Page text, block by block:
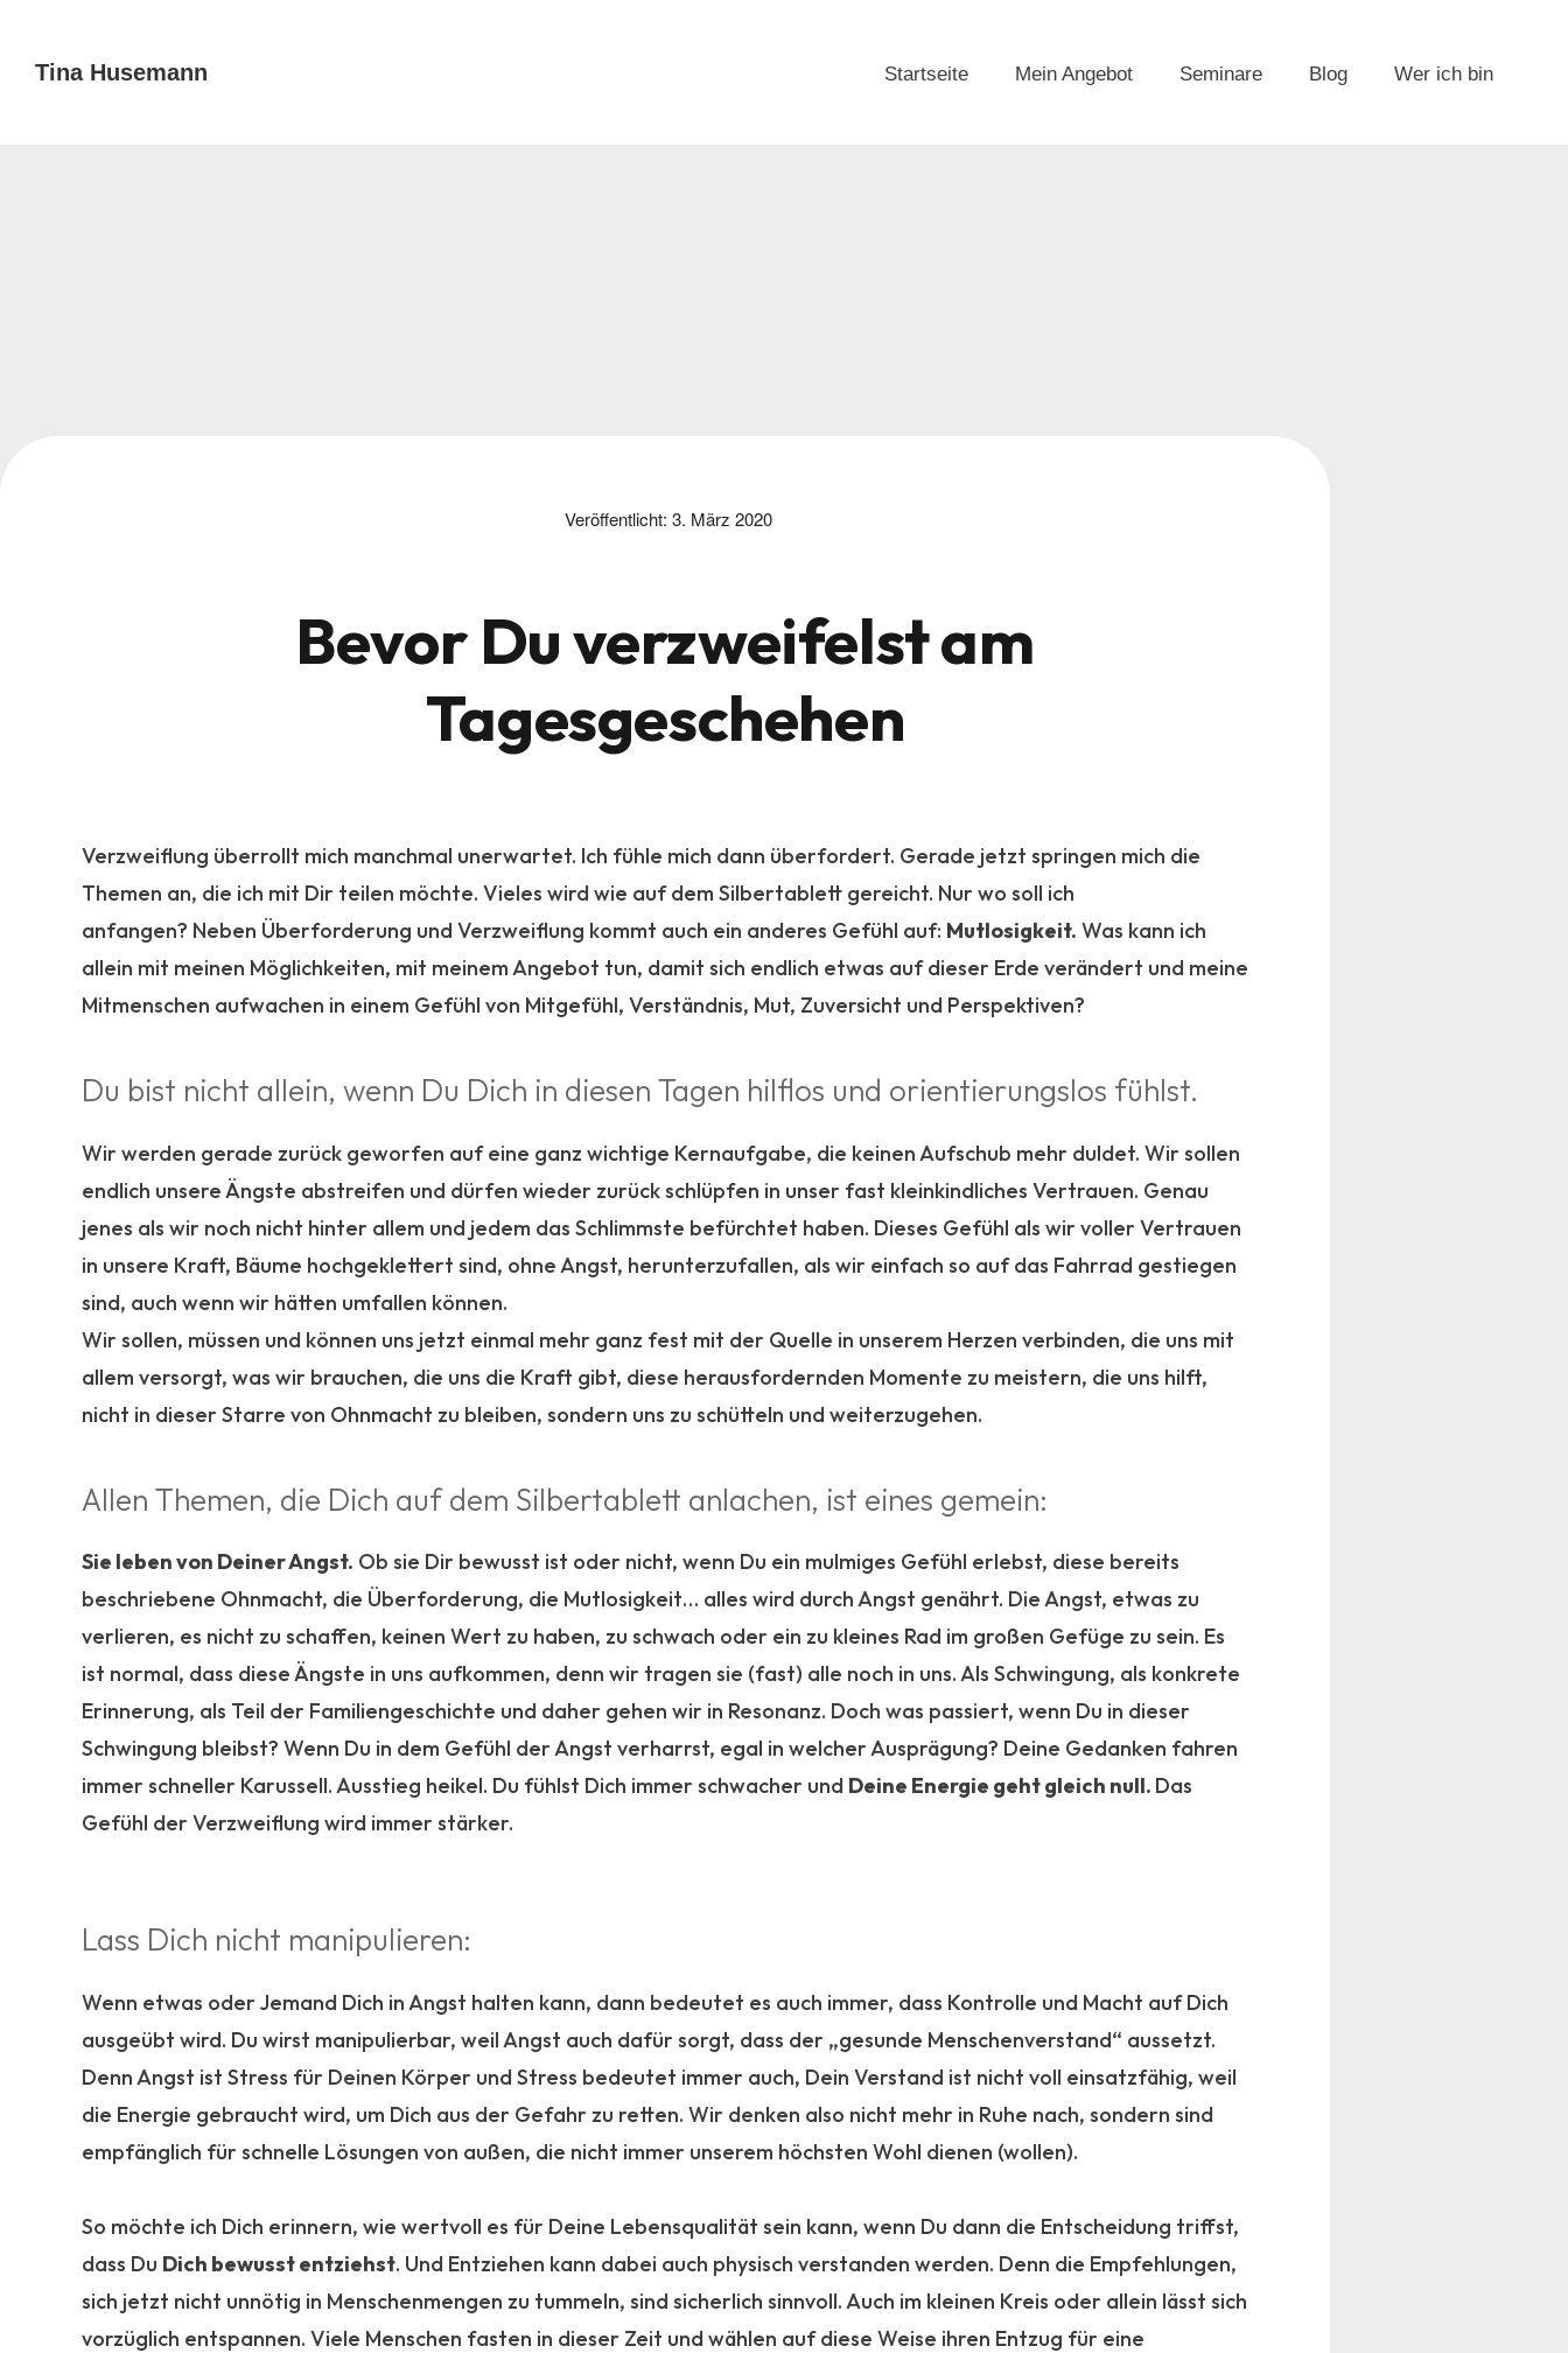
Tina Husemann Startseite Mein Angebot Seminare Blog Wer ich bin
Veröffentlicht: 3. März 2020
Bevor Du verzweifelst am
Tagesgeschehen
Verzweiflung überrollt mich manchmal unerwartet. Ich fühle mich dann überfordert. Gerade jetzt springen mich die
Themen an, die ich mit Dir teilen möchte. Vieles wird wie auf dem Silbertablett gereicht. Nur wo soll ich
anfangen? Neben Überforderung und Verzweiflung kommt auch ein anderes Gefühl auf: Mutlosigkeit. Was kann ich
allein mit meinen Möglichkeiten, mit meinem Angebot tun, damit sich endlich etwas auf dieser Erde verändert und meine
Mitmenschen aufwachen in einem Gefühl von Mitgefühl, Verständnis, Mut, Zuversicht und Perspektiven?
Du bist nicht allein, wenn Du Dich in diesen Tagen hilflos und orientierungslos fühlst.
Wir werden gerade zurück geworfen auf eine ganz wichtige Kernaufgabe, die keinen Aufschub mehr duldet. Wir sollen
endlich unsere Ängste abstreifen und dürfen wieder zurück schlüpfen in unser fast kleinkindliches Vertrauen. Genau
jenes als wir noch nicht hinter allem und jedem das Schlimmste befürchtet haben. Dieses Gefühl als wir voller Vertrauen
in unsere Kraft, Bäume hochgeklettert sind, ohne Angst, herunterzufallen, als wir einfach so auf das Fahrrad gestiegen
sind, auch wenn wir hätten umfallen können.
Wir sollen, müssen und können uns jetzt einmal mehr ganz fest mit der Quelle in unserem Herzen verbinden, die uns mit
allem versorgt, was wir brauchen, die uns die Kraft gibt, diese herausfordernden Momente zu meistern, die uns hilft,
nicht in dieser Starre von Ohnmacht zu bleiben, sondern uns zu schütteln und weiterzugehen.
Allen Themen, die Dich auf dem Silbertablett anlachen, ist eines gemein:
Sie leben von Deiner Angst. Ob sie Dir bewusst ist oder nicht, wenn Du ein mulmiges Gefühl erlebst, diese bereits
beschriebene Ohnmacht, die Überforderung, die Mutlosigkeit… alles wird durch Angst genährt. Die Angst, etwas zu
verlieren, es nicht zu schaffen, keinen Wert zu haben, zu schwach oder ein zu kleines Rad im großen Gefüge zu sein. Es
ist normal, dass diese Ängste in uns aufkommen, denn wir tragen sie (fast) alle noch in uns. Als Schwingung, als konkrete
Erinnerung, als Teil der Familiengeschichte und daher gehen wir in Resonanz. Doch was passiert, wenn Du in dieser
Schwingung bleibst? Wenn Du in dem Gefühl der Angst verharrst, egal in welcher Ausprägung? Deine Gedanken fahren
immer schneller Karussell. Ausstieg heikel. Du fühlst Dich immer schwacher und Deine Energie geht gleich null. Das
Gefühl der Verzweiflung wird immer stärker.
Lass Dich nicht manipulieren:
Wenn etwas oder Jemand Dich in Angst halten kann, dann bedeutet es auch immer, dass Kontrolle und Macht auf Dich
ausgeübt wird. Du wirst manipulierbar, weil Angst auch dafür sorgt, dass der „gesunde Menschenverstand“ aussetzt.
Denn Angst ist Stress für Deinen Körper und Stress bedeutet immer auch, Dein Verstand ist nicht voll einsatzfähig, weil
die Energie gebraucht wird, um Dich aus der Gefahr zu retten. Wir denken also nicht mehr in Ruhe nach, sondern sind
empfänglich für schnelle Lösungen von außen, die nicht immer unserem höchsten Wohl dienen (wollen).
So möchte ich Dich erinnern, wie wertvoll es für Deine Lebensqualität sein kann, wenn Du dann die Entscheidung triffst,
dass Du Dich bewusst entziehst. Und Entziehen kann dabei auch physisch verstanden werden. Denn die Empfehlungen,
sich jetzt nicht unnötig in Menschenmengen zu tummeln, sind sicherlich sinnvoll. Auch im kleinen Kreis oder allein lässt sich
vorzüglich entspannen. Viele Menschen fasten in dieser Zeit und wählen auf diese Weise ihren Entzug für eine